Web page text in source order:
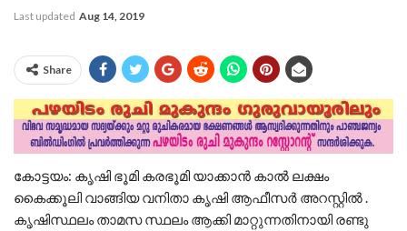
Last updated Aug 14, 2019
Share
കോട്ടയം: കൃഷി ഭൂമി കരഭൂമി യാക്കാൻ കാൽ ലക്ഷം
കൈക്കൂലി വാങ്ങിയ വനിതാ കൃഷി ആഫീസർ അറസ്റ്റിൽ .
കൃഷിസ്ഥലം താമസ സ്ഥലം ആക്കി മാറ്റുന്നതിനായി രണ്ടു